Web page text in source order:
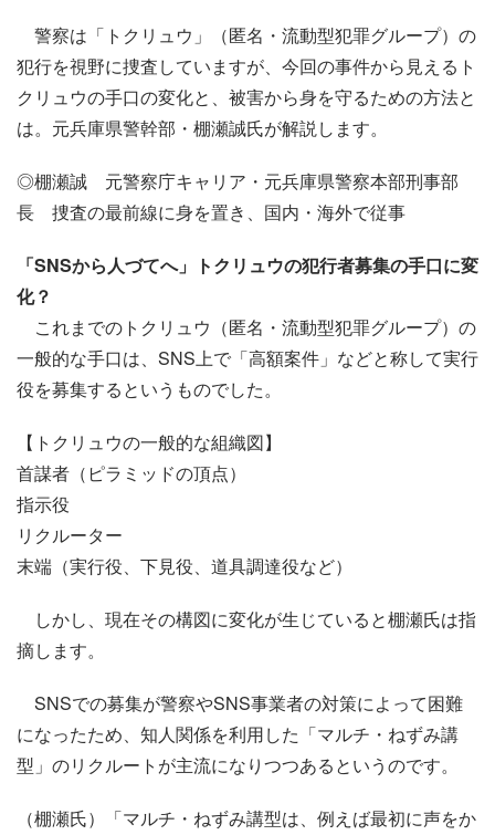
警察は「トクリュウ」（匿名・流動型犯罪グループ）の
犯行を視野に捜査していますが、今回の事件から見えるト
クリュウの手口の変化と、被害から身を守るための方法と
は。元兵庫県警幹部・棚瀬誠氏が解説します。
◎棚瀬誠 元警察庁キャリア・元兵庫県警察本部刑事部
長 捜査の最前線に身を置き、国内・海外で従事
「SNSから人づてへ」トクリュウの犯行者募集の手口に変
化？
これまでのトクリュウ（匿名・流動型犯罪グループ）の
一般的な手口は、SNS上で「高額案件」などと称して実行
役を募集するというものでした。
【トクリュウの一般的な組織図】
首謀者（ピラミッドの頂点）
指示役
リクルーター
末端（実行役、下見役、道具調達役など）
しかし、現在その構図に変化が生じていると棚瀬氏は指
摘します。
SNSでの募集が警察やSNS事業者の対策によって困難
になったため、知人関係を利用した「マルチ・ねずみ講
型」のリクルートが主流になりつつあるというのです。
（棚瀬氏）「マルチ・ねずみ講型は、例えば最初に声をか